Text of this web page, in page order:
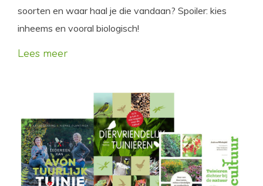
soorten en waar haal je die vandaan? Spoiler: kies
inheems en vooral biologisch!
Lees meer